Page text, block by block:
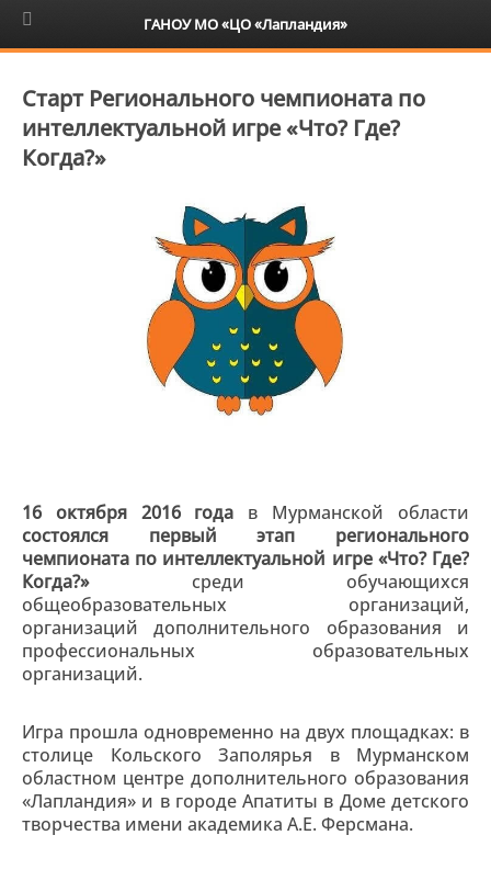
6+
Старт Регионального чемпионата по
интеллектуальной игре «Что? Где?
Когда?»
16 октября 2016 года в Мурманской области
состоялся первый этап регионального
чемпионата по интеллектуальной игре «Что? Где?
Когда?»среди обучающихся
общеобразовательных организаций,
организаций дополнительного образования и
профессиональных образовательных
организаций.
Игра прошла одновременно на двух площадках: в
столице Кольского Заполярья в Мурманском
областном центре дополнительного образования
«Лапландия» и в городе Апатиты в Доме детского
творчества имени академика А.Е. Ферсмана.
ГАНОУ МО «ЦО «Лапландия»